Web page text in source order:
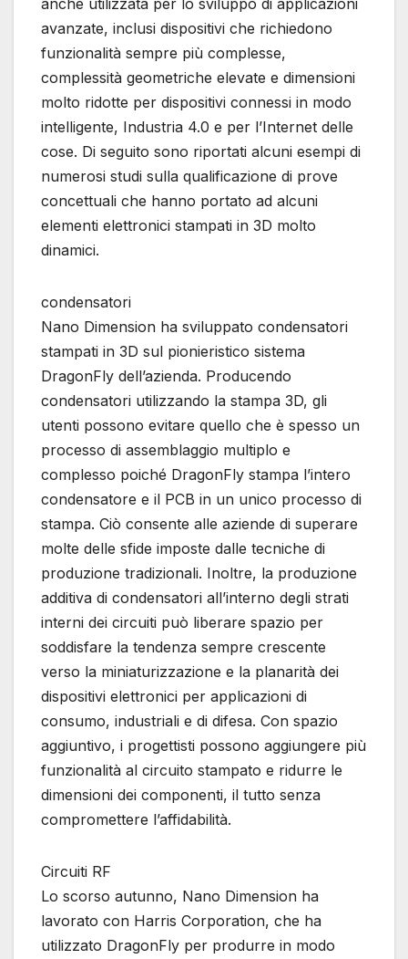
anche utilizzata per lo sviluppo di applicazioni
avanzate, inclusi dispositivi che richiedono
funzionalità sempre più complesse,
complessità geometriche elevate e dimensioni
molto ridotte per dispositivi connessi in modo
intelligente, Industria 4.0 e per l’Internet delle
cose. Di seguito sono riportati alcuni esempi di
numerosi studi sulla qualificazione di prove
concettuali che hanno portato ad alcuni
elementi elettronici stampati in 3D molto
dinamici.
condensatori
Nano Dimension ha sviluppato condensatori
stampati in 3D sul pionieristico sistema
DragonFly dell’azienda. Producendo
condensatori utilizzando la stampa 3D, gli
utenti possono evitare quello che è spesso un
processo di assemblaggio multiplo e
complesso poiché DragonFly stampa l’intero
condensatore e il PCB in un unico processo di
stampa. Ciò consente alle aziende di superare
molte delle sfide imposte dalle tecniche di
produzione tradizionali. Inoltre, la produzione
additiva di condensatori all’interno degli strati
interni dei circuiti può liberare spazio per
soddisfare la tendenza sempre crescente
verso la miniaturizzazione e la planarità dei
dispositivi elettronici per applicazioni di
consumo, industriali e di difesa. Con spazio
aggiuntivo, i progettisti possono aggiungere più
funzionalità al circuito stampato e ridurre le
dimensioni dei componenti, il tutto senza
compromettere l’affidabilità.
Circuiti RF
Lo scorso autunno, Nano Dimension ha
lavorato con Harris Corporation, che ha
utilizzato DragonFly per produrre in modo